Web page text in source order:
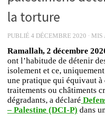
la torture
PUBLIÉ 4 DÉCEMBRE 2020 · MIS
Ramallah, 2 décembre
ont l’habitude de détenir
isolement et ce,
une pratique qui équivaut à
traitements ou châtiments
dégradants, a déclaré
– Palestine (DCI-P) dans